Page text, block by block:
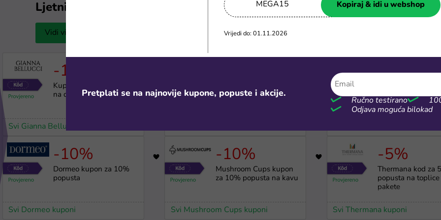
Ljetni popusti
Vidi više
-15%
Kupon za 15% popusta
na donje rublje
Svi Gianna Bellucci kuponi
-10% 3397
Dormeo kupon za 10%
popusta
Svi Dormeo kuponi
1767
dostava na kupovinu
-10% 3360
Mushroom Cups kupon
za 10% popusta na kavu
Svi Mushroom Cups kuponi
-30%
aplikaciji na
preko 20€
-5%
Thermana kod za
popusta na toplice
pakete
Svi Thermana kuponi
MEGA15 Kopiraj & idi u webshop
Vrijedi do: 01.11.2026
Pretplati se na najnovije kupone, popuste i akcije.
Ručno testirano
Odjava moguća bilokad